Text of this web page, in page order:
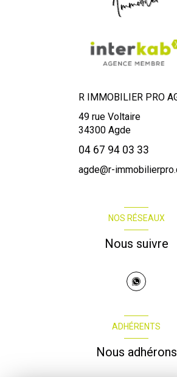
R IMMOBILIER PRO
49 rue Voltaire
34300 Agde
04 67 94 03 33
agde@r-
NOS RÉSEAUX
Nous suivre
ADHÉRENTS
Nous adhérons